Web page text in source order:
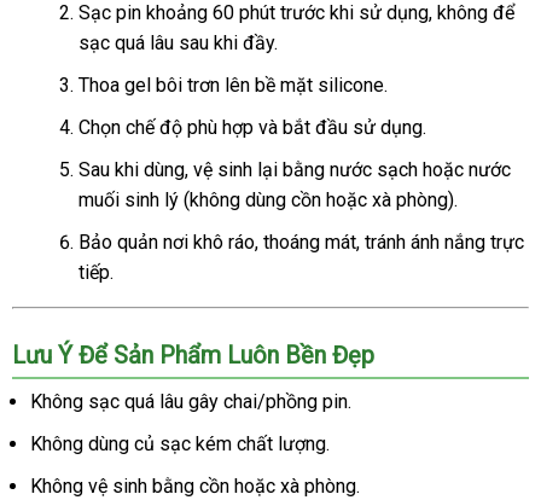
Sạc pin khoảng 60 phút trước khi sử dụng, không để
sạc quá lâu sau khi đầy.
Thoa gel bôi trơn lên bề mặt silicone.
Chọn chế độ phù hợp và bắt đầu sử dụng.
Sau khi dùng, vệ sinh lại bằng nước sạch hoặc nước
muối sinh lý (không dùng cồn hoặc xà phòng).
Bảo quản nơi khô ráo, thoáng mát, tránh ánh nắng trực
tiếp.
Lưu Ý Để Sản Phẩm Luôn Bền Đẹp
Không sạc quá lâu gây chai/phồng pin.
Không dùng củ sạc kém chất lượng.
Không vệ sinh bằng cồn hoặc xà phòng.